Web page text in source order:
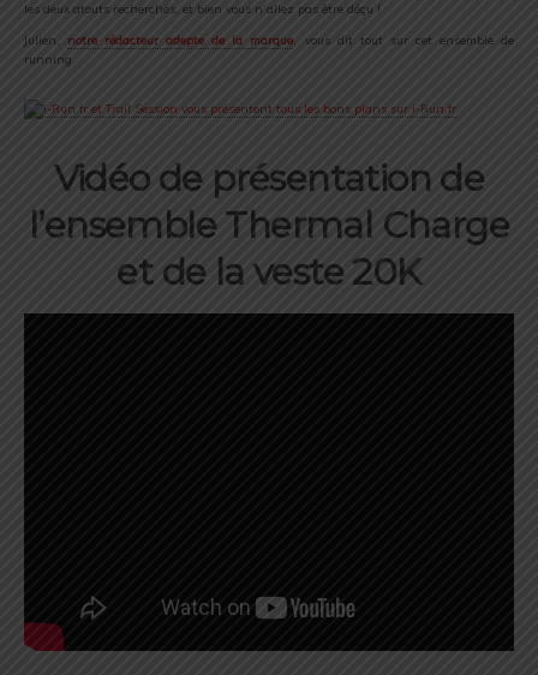
les deux atouts recherchés, et bien vous n’allez pas être déçu !
Julien, notre rédacteur adepte de la marque, vous dit tout sur cet ensemble de
running.
Vidéo de présentation de
l’ensemble Thermal Charge
et de la veste 20K